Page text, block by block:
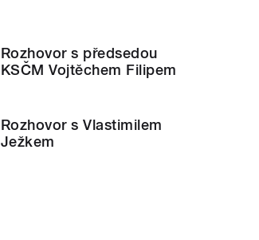
Rozhovor s předsedou
KSČM Vojtěchem Filipem
Rozhovor s Vlastimilem
Ježkem